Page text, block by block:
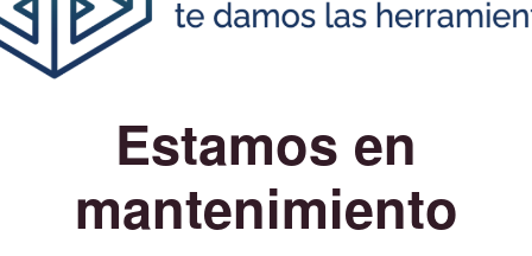
Estamos en
mantenimiento